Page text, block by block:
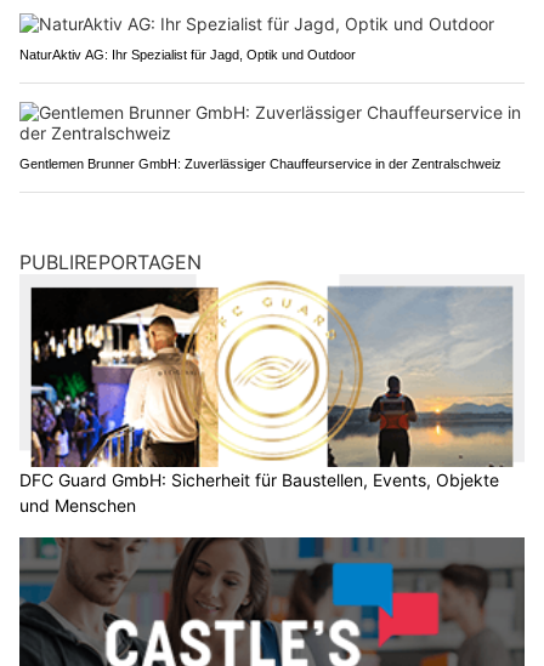
NaturAktiv AG: Ihr Spezialist für Jagd, Optik und Outdoor
Gentlemen Brunner GmbH: Zuverlässiger Chauffeurservice in der Zentralschweiz
PUBLIREPORTAGEN
DFC Guard GmbH: Sicherheit für Baustellen, Events, Objekte
und Menschen